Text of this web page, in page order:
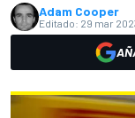
Adam Cooper
Editado: 29 mar